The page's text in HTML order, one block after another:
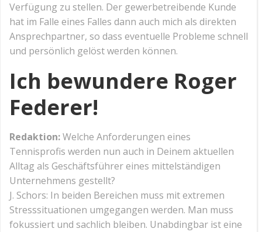
Verfügung zu stellen. Der gewerbetreibende Kunde
hat im Falle eines Falles dann auch mich als direkten
Ansprechpartner, so dass eventuelle Probleme schnell
und persönlich gelöst werden können.
Ich bewundere Roger
Federer!
Redaktion:Welche Anforderungen eines
Tennisprofis werden nun auch in Deinem aktuellen
Alltag als Geschäftsführer eines mittelständigen
Unternehmens gestellt?
J. Schors: In beiden Bereichen muss mit extremen
Stresssituationen umgegangen werden. Man muss
fokussiert und sachlich bleiben. Unabdingbar ist eine